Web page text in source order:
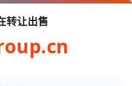
转让出售